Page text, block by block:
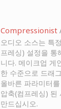
Compressionist
오디오 소스는 특
프레싱) 설정을 통
니다. 메이크업 게
한 수준으로 드래
올바른 파라미터
압축(컴프레싱) 된
만드십시오.